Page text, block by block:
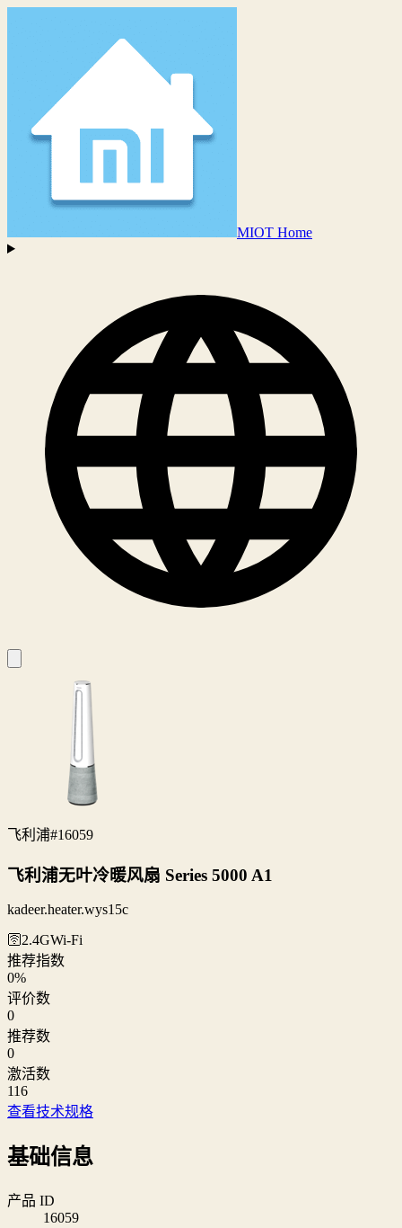
MIOT Home
飞利浦#16059
飞利浦无叶冷暖风扇 Series 5000 A1
kadeer.heater.wys15c
🛜2.4GWi‑Fi
推荐指数
0%
评价数
0
推荐数
0
激活数
116
查看技术规格
基础信息
产品 ID
16059